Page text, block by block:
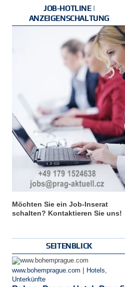
JOB-HOTLINE |
ANZEIGENSCHALTUNG
Möchten Sie ein Job-Inserat
schalten? Kontaktieren Sie uns!
SEITENBLICK
www.bohemprague.com | Hotels
Unterkünfte